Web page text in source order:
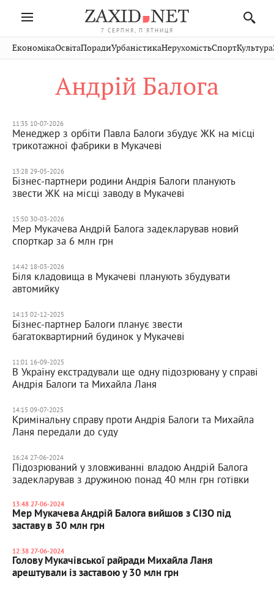
7 СЕРПНЯ, П'ЯТНИЦЯ
Івано-
Франківськ
Волинь
Рівне
Чернівці
Стрий
Хмельницький
Публікації
Авто СловкоКультура
Кіно Дім СпортКраєзнавство
ЕкономікаОсвітаПорадиУрбаністикаНерухомістьСпортКультура
Андрій Балога
11:35 10-07-2026
Менеджер з орбіти Павла Балоги збудує ЖК на місці
трикотажної фабрики в Мукачеві
13:28 29-05-2026
Бізнес-партнери родини Андрія Балоги планують
звести ЖК на місці заводу в Мукачеві
15:50 30-03-2026
Мер Мукачева Андрій Балога задекларував новий
спорткар за 6 млн грн
14:42 18-03-2026
Біля кладовища в Мукачеві планують збудувати
автомийку
14:13 02-12-2025
Бізнес-партнер Балоги планує звести
багатоквартирний будинок у Мукачеві
11:01 16-09-2025
В Україну екстрадували ще одну підозрювану у справі
Андрія Балоги та Михайла Ланя
14:15 09-07-2025
Кримінальну справу проти Андрія Балоги та Михайла
Ланя передали до суду
16:24 27-06-2024
Підозрюваний у зловживанні владою Андрій Балога
задекларував з дружиною понад 40 млн грн готівки
13:48 27-06-2024
Мер Мукачева Андрій Балога вийшов з СІЗО під
заставу в 30 млн грн
12:38 27-06-2024
Голову Мукачівської райради Михайла Ланя
арештували із заставою у 30 млн грн